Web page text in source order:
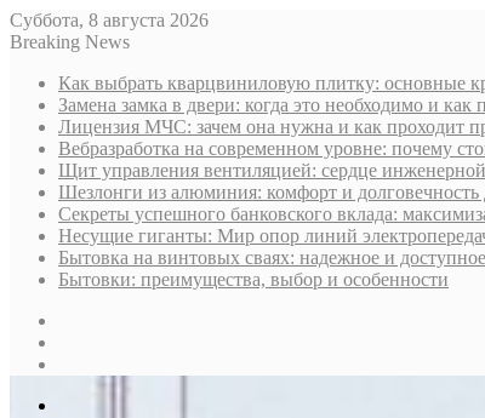
Суббота, 8 августа 2026
Breaking News
Как выбрать кварцвиниловую плитку: основные
Замена замка в двери: когда это необходимо и как
Лицензия МЧС: зачем она нужна и как проходит
Вебразработка на современном уровне: почему
Щит управления вентиляцией: сердце
Шезлонги из алюминия: комфорт и долговечность
Секреты успешного банковского вклада:
Несущие гиганты: Мир опор линий
Бытовка на винтовых сваях: надежное и
Бытовки: преимущества, выбор и особенности